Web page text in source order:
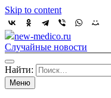
Skip to content
new-medico.ru
Случайные новости
Найти:
Меню